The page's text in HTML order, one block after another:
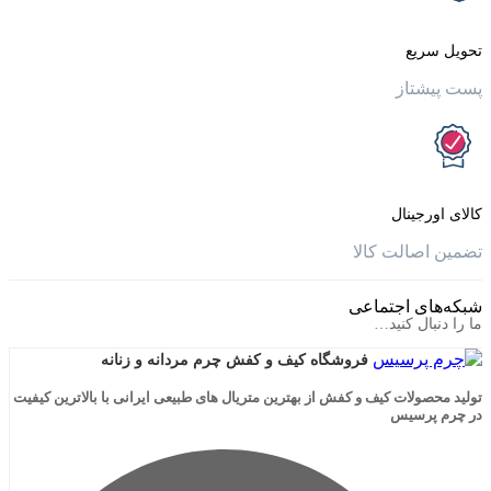
کالا
اجتماعی
کنید…
فروشگاه کیف و کفش چرم مردانه و زنانه
کیف و کفش از بهترین متریال های طبیعی ایرانی با بالاترین کیفیت